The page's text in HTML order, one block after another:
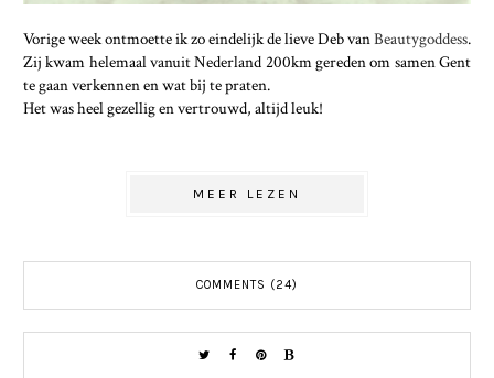
Vorige week ontmoette ik zo eindelijk de lieve Deb vanBeautygoddess.
Zij kwam helemaal vanuit Nederland 200km gereden om samen Gent
te gaan verkennen en wat bij te praten.
Het was heel gezellig en vertrouwd, altijd leuk!
MEER LEZEN
COMMENTS (24)